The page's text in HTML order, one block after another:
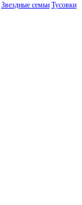
Звездные семьи Тусовки